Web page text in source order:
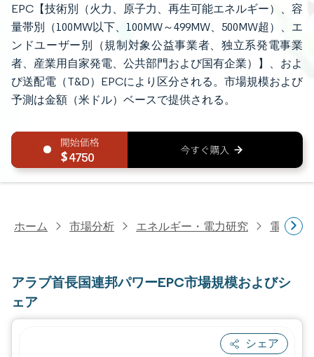
EPC【技術別（火力、原子力、再生可能エネルギー）、容
量帯別（100MW以下、100MW～499MW、500MW超）、エ
ンドユーザー別（規制対象公益事業者、独立系発電事業
者、産業用自家発電、公共部門および国有企業）】、およ
び送配電（T&D）EPCにより区分される。市場規模および
予測は金額（米ドル）ベースで提供される。
4750
ホーム 市場分析 エネルギー・電力研究 電力研究
アラブ首長国連邦パワーEPC市場規模およびシ
ェア
シェア